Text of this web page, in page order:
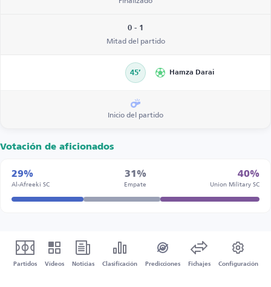
0 - 1
Mitad del partido
45’ Hamza Darai
Inicio del partido
Votación de aficionados
29%
Al-Afreeki SC
31%
Empate
40%
Union Military SC
Partidos Vídeos Noticias Clasificación Predicciones Fichajes Configuración